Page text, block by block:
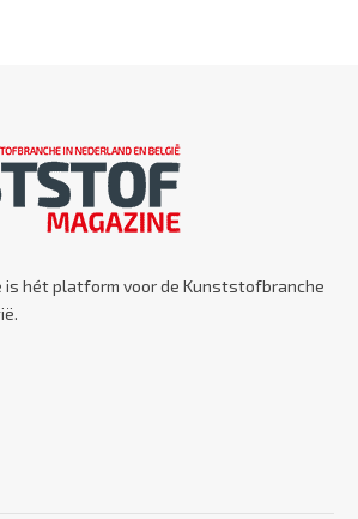
hét platform voor de Kunststofbranche